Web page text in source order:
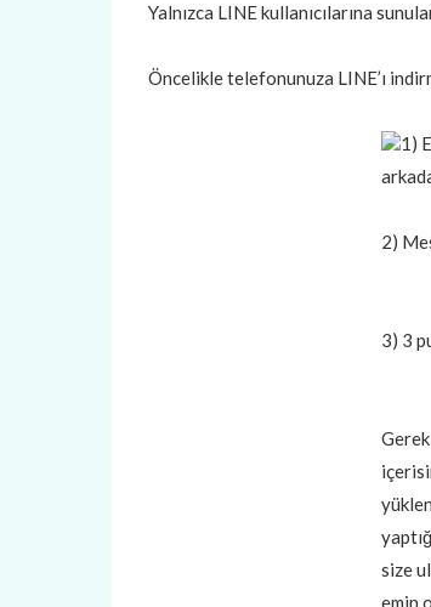
Yalnızca LINE kullanıcılarına
Öncelikle telefonunuza LINE’ı
1)
2)
3) 3
size
emin